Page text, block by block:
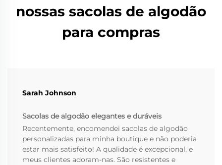
nossas sacolas de algodão
para compras
Sarah Johnson
Sacolas de algodão elegantes e duráveis
Recentemente, encomendei sacolas de algodão
personalizadas para minha boutique e não poderia
estar mais satisfeito! A qualidade é excepcional, e
meus clientes adoram-nas. São resistentes e